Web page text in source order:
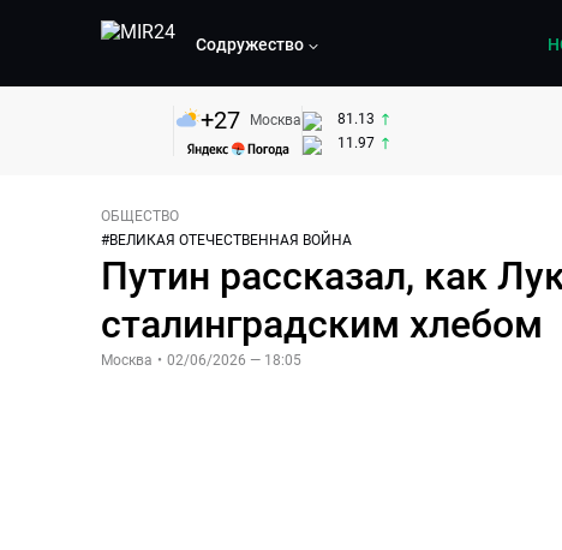
Содружество
+27 Москва
81.13
11.97
ОБЩЕСТВО
#ВЕЛИКАЯ ОТЕЧЕСТВЕННАЯ ВОЙНА
Путин рассказал, как
сталинградским хлебом
Москва • 02/06/2026 — 18:05